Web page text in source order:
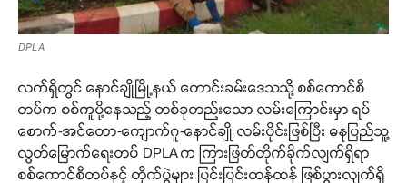
DPLA
လက်ရှိတွင် နောင်ချိုမြို့နယ် တောင်းခမ်းဒေသသို့ စစ်ကောင်စီ
တပ်က စစ်ကူပို့နေသည့် တစ်ခုတည်းသော လမ်းကြောင်းမှာ ရပ်
စောက်-အင်တော-ကျောက်ဂူ-နောင်ချို လမ်းပိုင်းဖြစ်ပြီး ဓနုပြည်သူ့
လွတ်မြောက်ရေးတပ် DPLA က ကြားဖြတ်တိုက်ခိုက်လျက်ရှိရာ
စစ်ကောင်စီတပ်နှင့် တိုက်ပွဲများ ပြင်းပြင်းထန်ထန် ဖြစ်ပွားလျက်ရှိ